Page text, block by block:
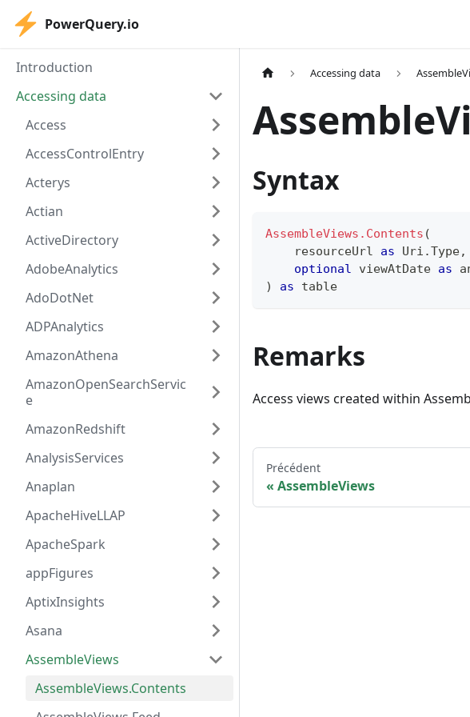
PowerQuery.io
Introduction
Accessing data
Access
AccessControlEntry
Acterys
Actian
ActiveDirectory
AdobeAnalytics
AdoDotNet
ADPAnalytics
AmazonAthena
AmazonOpenSearchServic
e
AmazonRedshift
AnalysisServices
Anaplan
ApacheHiveLLAP
ApacheSpark
appFigures
AptixInsights
Asana
AssembleViews
AssembleViews.Contents
Accessing data
Syntax
AssembleViews.Contents (
    resourceUrl
as Uri.Type,
optional viewAtDate as
)
as table
Remarks
Access views created within
Précédent
AssembleViews